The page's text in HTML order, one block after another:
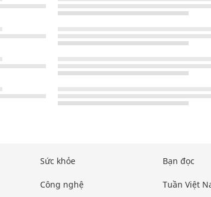
Sức khỏe
Công nghệ
Bạn đọc
Tuần Việt